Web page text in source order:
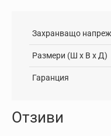
Захранващо
Размери (Ш x В x Д)
Гаранция
Отзиви